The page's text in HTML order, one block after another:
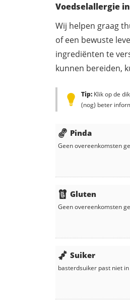
Voedselallergie
Wij helpen graag
of een bewuste
ingrediënten te
kunnen bereiden,
Tip: Klik op de
(nog) beter
Pinda
Geen overeenkomsten
Gluten
Geen overeenkomsten
Suiker
basterdsuiker past niet